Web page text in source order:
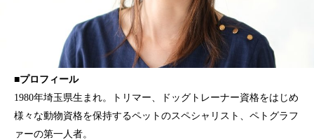
■プロフィール
1980年埼玉県生まれ。トリマー、ドッグトレーナー資格をはじめ
様々な動物資格を保持するペットのスペシャリスト、ペトグラフ
ァーの第一人者。